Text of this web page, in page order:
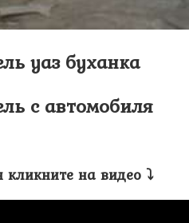
уаз буханка
с автомобиля
на видео ⤵